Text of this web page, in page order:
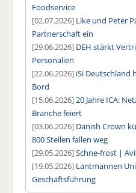
Foodservice
[02.07.2026] Like und Peter
Partnerschaft ein
[29.06.2026] DEH stärkt
Personalien
[22.06.2026] iSi Deutschland
Bord
[15.06.2026]20 Jahre ICA:
Branche feiert
[03.06.2026] Danish Crown
800 Stellen fallen weg
[29.05.2026]Schne-frost |
[19.05.2026] Lantmännen
Geschäftsführung